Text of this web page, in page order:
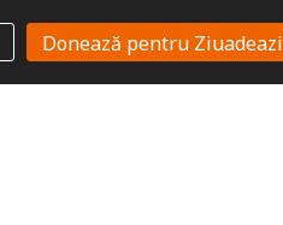
Donează pentru Ziuadeazi